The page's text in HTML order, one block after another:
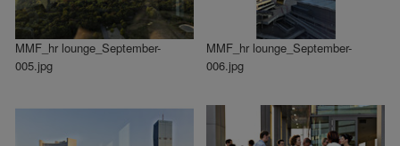
MMF_hr lounge_September-
005.jpg
MMF_hr lounge_September-
006.jpg